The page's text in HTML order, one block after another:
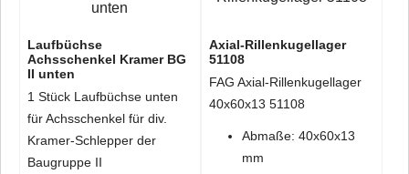
Laufbüchse
Achsschenkel Kramer BG
II unten
1 Stück Laufbüchse unten
für Achsschenkel für div.
Kramer-Schlepper der
Baugruppe II
Axial-Rillenkugellager
51108
FAG Axial-Rillenkugellager
40x60x13 51108
Abmaße: 40x60x13
mm